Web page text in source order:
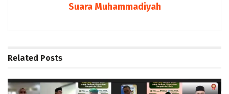
Suara Muhammadiyah
Related Posts